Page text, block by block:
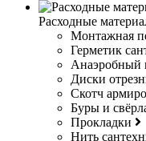
Расходные
Монтажная
Герметик
Анаэробный
Диски
Скотч
Буры и
Прокладки
Нить